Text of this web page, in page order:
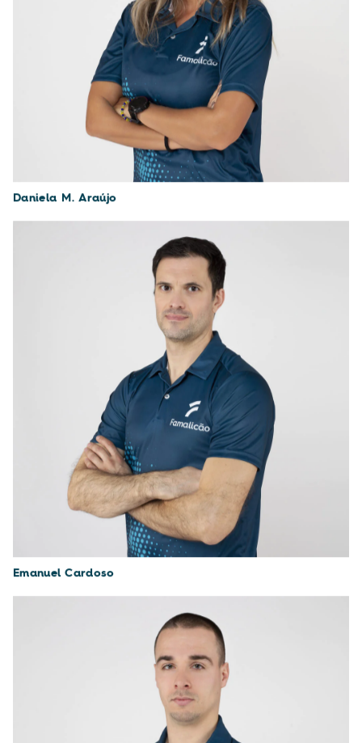
Daniela M. Araújo
Emanuel Cardoso